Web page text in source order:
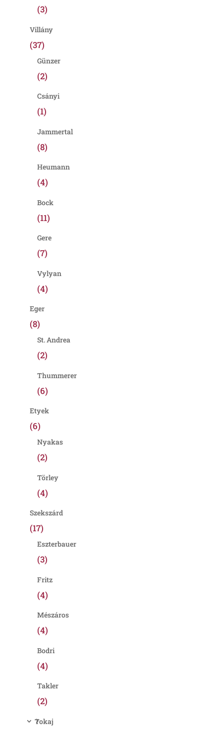
(3)
Villány
(37)
Günzer
(2)
Csányi
(1)
Jammertal
(8)
Heumann
(4)
Bock
(11)
Gere
(7)
Vylyan
(4)
Eger
(8)
St. Andrea
(2)
Thummerer
(6)
Etyek
(6)
Nyakas
(2)
Törley
(4)
Szekszárd
(17)
Eszterbauer
(3)
Fritz
(4)
Mészáros
(4)
Bodri
(4)
Takler
(2)
Tokaj